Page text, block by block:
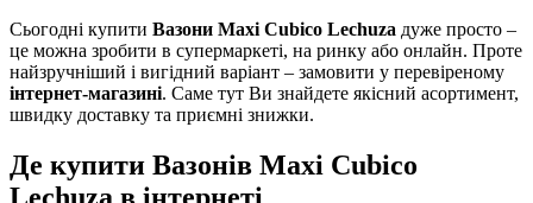
Сьогодні купити Вазони Maxi Cubico Lechuza дуже просто –
це можна зробити в супермаркеті, на ринку або онлайн. Проте
найзручніший і вигідний варіант – замовити у перевіреному
інтернет-магазині. Саме тут Ви знайдете якісний асортимент,
швидку доставку та приємні знижки.
Де купити Вазонів Maxi Cubico
Lechuza в інтернеті